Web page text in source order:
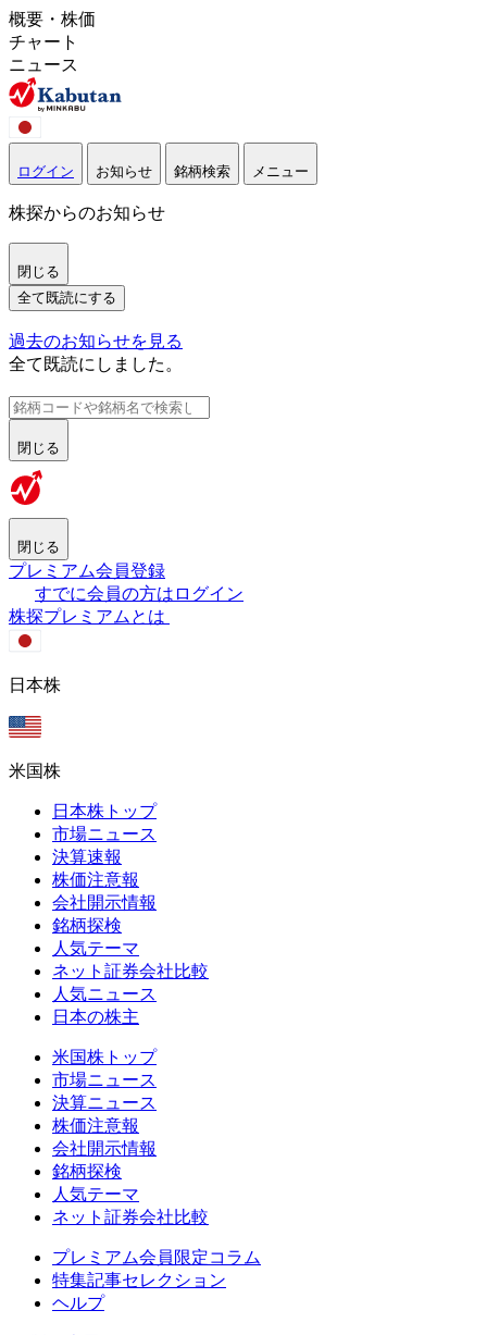
概要・株価
チャート
ニュース
ログイン お知らせ 銘柄検索 メニュー
株探からのお知らせ
閉じる
全て既読にする
過去のお知らせを見る
全て既読にしました。
閉じる
閉じる
プレミアム会員登録
すでに会員の方はログイン
株探プレミアムとは
日本株
米国株
日本株トップ
市場ニュース
決算速報
株価注意報
会社開示情報
銘柄探検
人気テーマ
ネット証券会社比較
人気ニュース
日本の株主
米国株トップ
市場ニュース
決算ニュース
株価注意報
会社開示情報
銘柄探検
人気テーマ
ネット証券会社比較
プレミアム会員限定コラム
特集記事セレクション
ヘルプ